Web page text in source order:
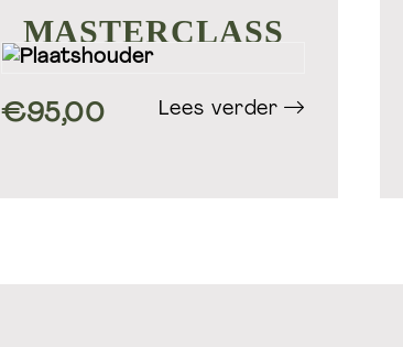
MASTERCLASS
€95,00 Lees verder